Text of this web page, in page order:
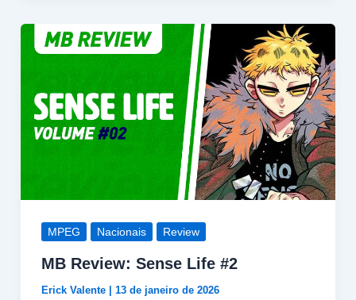
MPEG Nacionais Review
MB Review: Sense Life #2
Erick Valente 13 de janeiro de 2026